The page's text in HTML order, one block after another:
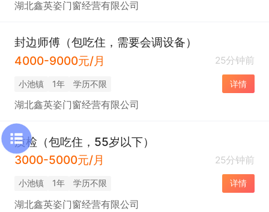
湖北鑫英姿门窗经营有限公司
封边师傅（包吃住，需要会调设备）
4000-9000元/月
25分钟前
小池镇 1年 学历不限 详情
湖北鑫英姿门窗经营有限公司
质检（包吃住，55岁以下）
3000-5000元/月
25分钟前
小池镇 1年 学历不限 详情
湖北鑫英姿门窗经营有限公司